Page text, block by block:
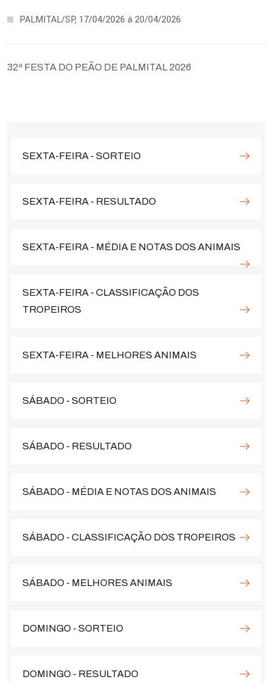
PALMITAL/SP, 17/04/2026 à 20/04/2026
32ª FESTA DO PEÃO DE PALMITAL 2026
SEXTA-FEIRA - SORTEIO
SEXTA-FEIRA - RESULTADO
SEXTA-FEIRA - MÉDIA E NOTAS DOS ANIMAIS
SEXTA-FEIRA - CLASSIFICAÇÃO DOS
TROPEIROS
SEXTA-FEIRA - MELHORES ANIMAIS
SÁBADO - SORTEIO
SÁBADO - RESULTADO
SÁBADO - MÉDIA E NOTAS DOS ANIMAIS
SÁBADO - CLASSIFICAÇÃO DOS TROPEIROS
SÁBADO - MELHORES ANIMAIS
DOMINGO - SORTEIO
DOMINGO - RESULTADO